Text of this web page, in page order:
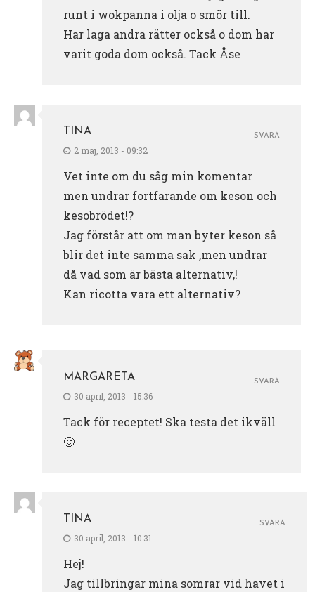
runt i wokpanna i olja o smör till.
Har laga andra rätter också o dom har
varit goda dom också. Tack Åse
TINA
2 maj, 2013 - 09:32
Vet inte om du såg min komentar
men undrar fortfarande om keson och
kesobrödet!?
Jag förstår att om man byter keson så
blir det inte samma sak ,men undrar
då vad som är bästa alternativ,!
Kan ricotta vara ett alternativ?
SVARA
MARGARETA
30 april, 2013 - 15:36
Tack för receptet! Ska testa det ikväll
🙂
SVARA
TINA
30 april, 2013 - 10:31
Hej!
Jag tillbringar mina somrar vid havet i
SVARA